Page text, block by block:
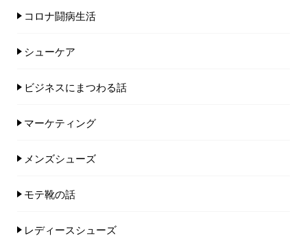
コロナ闘病生活
シューケア
ビジネスにまつわる話
マーケティング
メンズシューズ
モテ靴の話
レディースシューズ